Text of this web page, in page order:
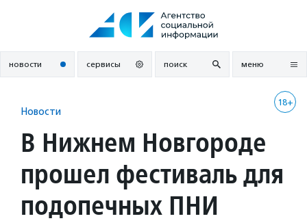
новости сервисы поиск меню
18+
Новости
В Нижнем Новгороде
прошел фестиваль для
подопечных ПНИ